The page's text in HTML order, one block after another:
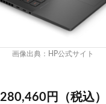
画像出典： HP公式サイト
280,460円（税込）